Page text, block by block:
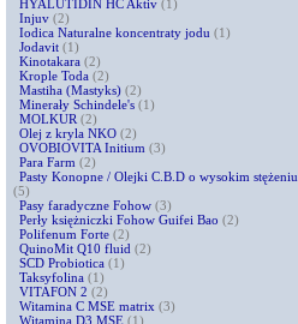
HYALUTIDIN HC Aktiv (1)
Injuv (2)
Iodica Naturalne koncentraty jodu (1)
Jodavit (1)
Kinotakara (2)
Krople Toda (2)
Mastiha (Mastyks) (2)
Minerały Schindele's (1)
MOLKUR (2)
Olej z kryla NKO (2)
OVOBIOVITA Initium (3)
Para Farm (2)
Pasty Konopne / Olejki C.B.D o wysokim stężeniu.
(5)
Pasy faradyczne Fohow (3)
Perły księżniczki Fohow Guifei Bao (2)
Polifenum Forte (2)
QuinoMit Q10 fluid (2)
SCD Probiotica (1)
Taksyfolina (1)
VITAFON 2 (2)
Witamina C MSE matrix (3)
Witamina D3 MSE (1)